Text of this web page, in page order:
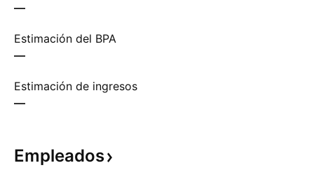
—
Estimación del BPA
—
Estimación de ingresos
—
Empleados